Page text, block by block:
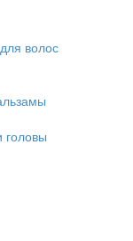
волос
головы